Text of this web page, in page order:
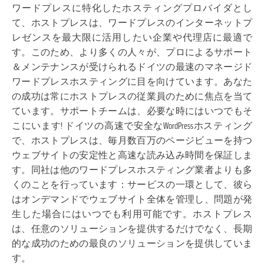
ワードプレスに特化したホスティングプロバイダとし
て、ホストプレスは、ワードプレスのインターネットプ
レゼンスを最大限に活用したい企業や代理店に最適で
す。このため、より多くの人々が、プロによるサポート
＆メンテナンスが受けられるドイツの最速のマネージド
ワードプレスホスティングに目を向けています。あなた
の成功は常にホストプレスの従業員のために焦点を当て
ています。サポートチームは、必要な時にはいつでもそ
こにいます! ドイツの高速で安全なWordPressホスティング
で、ホストプレスは、毎月数百万のページビューを持つ
ウェブサイトの安定性と高速な読み込み時間を保証しま
す。同社は他のワードプレスホスティング業者よりも多
くのことを行っています：サービスの一環として、彼ら
はオンデマンドでウェブサイト全体を管理し、問題が発
生した場合にはいつでも利用可能です。ホストプレス
は、任意のソリューションを提供するだけでなく、長期
的な成功のための最良のソリューションを提供していま
す。